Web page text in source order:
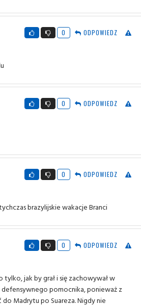
0 ODPOWIEDZ
0 ODPOWIEDZ
0 ODPOWIEDZ
brazylijskie wakacje Branci
0 ODPOWIEDZ
jak by grał i się zachowywał w
pomocnika, ponieważ z
Madrytu po Suareza. Nigdy nie